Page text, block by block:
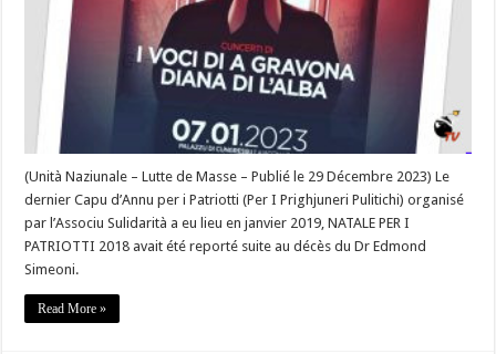
di
l’Alba
Voci
di
a
#Corse
(Unità Naziunale – Lutte de Masse – Publié le 29 Décembre 2023) Le
dernier Capu d’Annu per i Patriotti (Per I Prighjuneri Pulitichi) organisé
par l’Associu Sulidarità a eu lieu en janvier 2019, NATALE PER I
PATRIOTTI 2018 avait été reporté suite au décès du Dr Edmond
Simeoni.
Read More »